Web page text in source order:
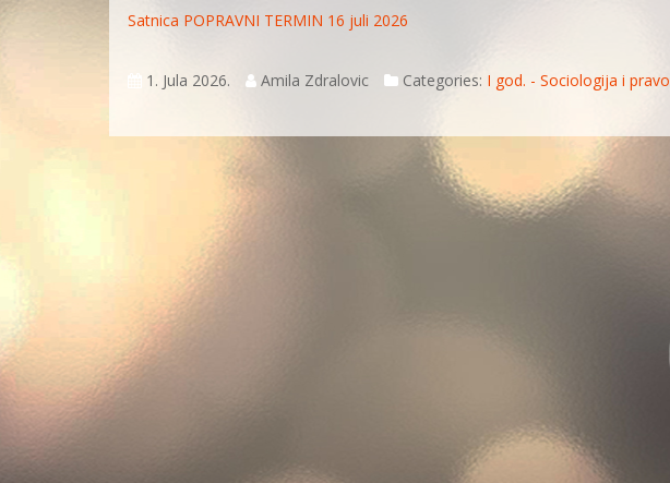
Satnica POPRAVNI TERMIN 16 juli 2026
1. Jula 2026. Amila Zdralovic Categories: I god. - Sociologija i pravo